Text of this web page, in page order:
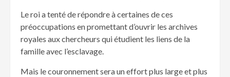
Le roi a tenté de répondre à certaines de ces
préoccupations en promettant d’ouvrir les archives
royales aux chercheurs qui étudient les liens de la
famille avec l’esclavage.
Mais le couronnement sera un effort plus large et plus